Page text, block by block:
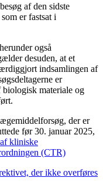
af den sidste
er fastsat i
også
desuden, at et
indsamlingen af
er
biologisk materiale og
der er
før 30. januar 2025,
kliniske
(CTR)
der ikke overføres